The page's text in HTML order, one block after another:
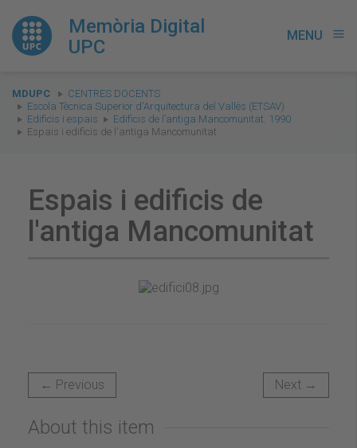
Memòria Digital
UPC
MENU menu
You
are
here:
MDUPC
CENTRES DOCENTS
Escola Tècnica Superior d'Arquitectura del Vallès (ETSAV)
Edificis i espais
Edificis de l’antiga Mancomunitat. 1990
Espais i edificis de l'antiga Mancomunitat
Espais i edificis de
l'antiga Mancomunitat
← Previous Next →
About this item